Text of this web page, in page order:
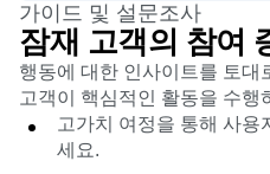
가이드 및 설문조사
잠재 고객의 참여
행동에 대한 인사이트를 토대
고객이 핵심적인 활동을 수행
고가치 여정을 통해 사용
세요.